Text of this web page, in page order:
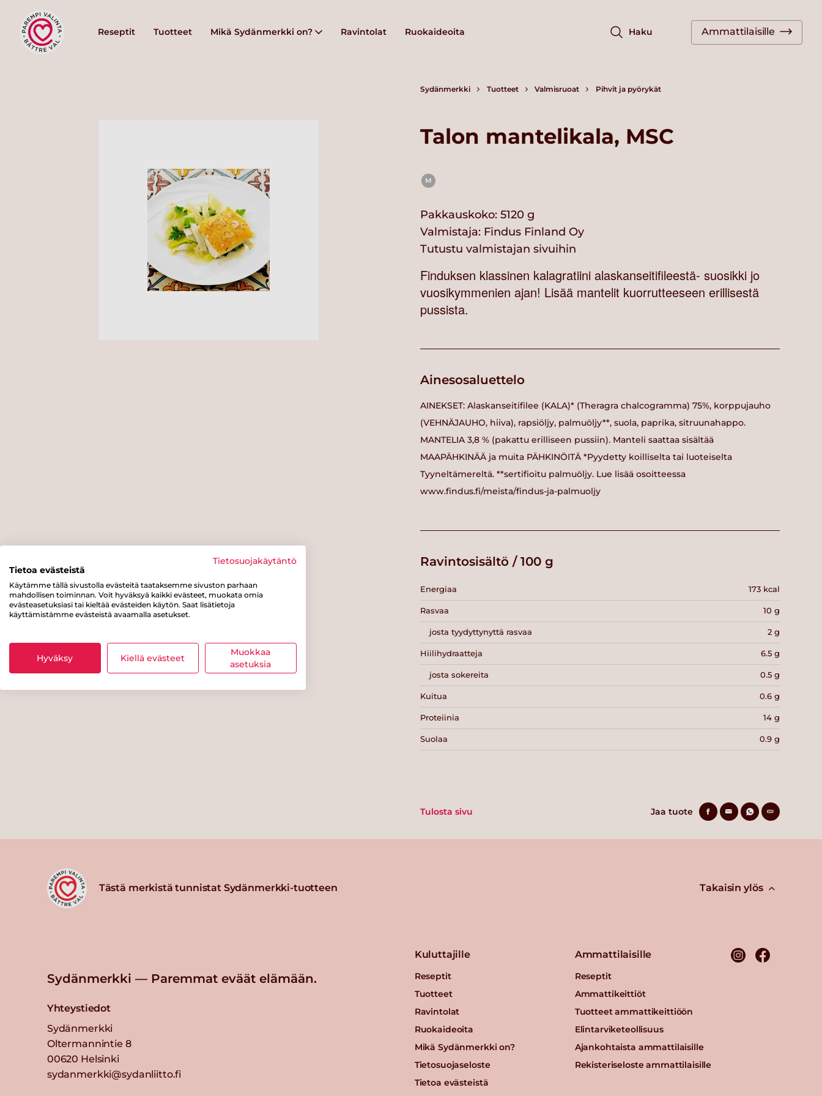
Reseptit Tuotteet Mikä Sydänmerkki on? Ravintolat Ruokaideoita Haku Ammattilaisille
Sydänmerkki Tuotteet Valmisruoat Pihvit ja pyörykät
Talon mantelikala, MSC
M
Pakkauskoko: 5120 g
Valmistaja: Findus Finland Oy
Tutustu valmistajan sivuihin
Finduksen klassinen kalagratiini alaskanseitifileestä- suosikki jo
vuosikymmenien ajan! Lisää mantelit kuorrutteeseen erillisestä
pussista.
Ainesosaluettelo
AINEKSET: Alaskanseitifilee (KALA)* (Theragra chalcogramma) 75%, korppujauho
(VEHNÄJAUHO, hiiva), rapsiöljy, palmuöljy**, suola, paprika, sitruunahappo.
MANTELIA 3,8 % (pakattu erilliseen pussiin). Manteli saattaa sisältää
MAAPÄHKINÄÄ ja muita PÄHKINÖITÄ *Pyydetty koilliselta tai luoteiselta
Tyyneltämereltä. **sertifioitu palmuöljy. Lue lisää osoitteessa
www.findus.fi/meista/findus-ja-palmuoljy
Ravintosisältö / 100 g
Energiaa 173 kcal
Rasvaa 10 g
josta tyydyttynyttä rasvaa 2 g
Hiilihydraatteja 6.5 g
josta sokereita 0.5 g
Kuitua 0.6 g
Proteiinia 14 g
Suolaa 0.9 g
Tulosta sivu Jaa tuote
Tästä merkistä tunnistat Sydänmerkki-tuotteen Takaisin ylös
Sydänmerkki — Paremmat eväät elämään.
Yhteystiedot
Sydänmerkki
Oltermannintie 8
00620 Helsinki
sydanmerkki@sydanliitto.fi
Kuluttajille
Reseptit
Tuotteet
Ravintolat
Ruokaideoita
Mikä Sydänmerkki on?
Tietosuojaseloste
Tietoa evästeistä
Ammattilaisille
Reseptit
Ammattikeittiöt
Tuotteet ammattikeittiöön
Elintarviketeollisuus
Ajankohtaista ammattilaisille
Rekisteriseloste ammattilaisille
Tietosuojakäytäntö
Tietoa evästeistä
Käytämme tällä sivustolla evästeitä taataksemme sivuston parhaan
mahdollisen toiminnan. Voit hyväksyä kaikki evästeet, muokata omia
evästeasetuksiasi tai kieltää evästeiden käytön. Saat lisätietoja
käyttämistämme evästeistä avaamalla asetukset.
Hyväksy Kiellä evästeet
Muokkaa
asetuksia